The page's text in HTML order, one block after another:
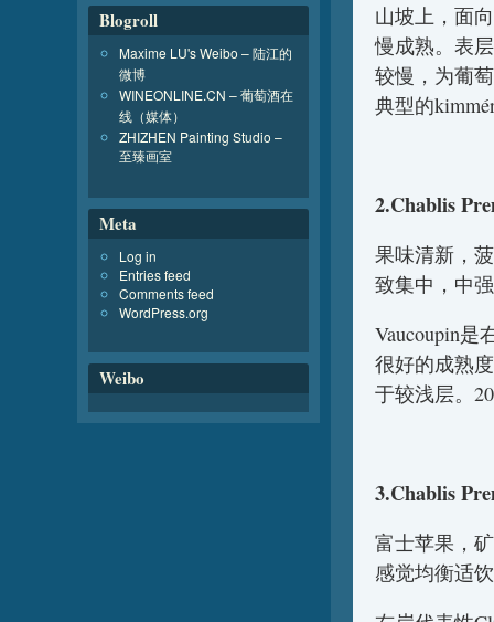
山坡上，面
慢成熟。表
较慢，为葡
典型的
2.Chablis
果味清新，
致集中，中
Vaucoupin是
很好的成熟
于较浅层。
3.Chablis
富士苹果，
感觉均衡适
Blogroll
Maxime LU's Weibo – 陆江的
微博
WINEONLINE.CN – 葡萄酒在
线（媒体）
ZHIZHEN Painting Studio –
至臻画室
Meta
Log in
Entries feed
Comments feed
WordPress.org
Weibo